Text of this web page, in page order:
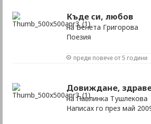
Къде си, любов
на Венета Григорова
Поезия
преди повече от 5 години
Довиждане,
на Павлинка Тушлекова
Написах го през май